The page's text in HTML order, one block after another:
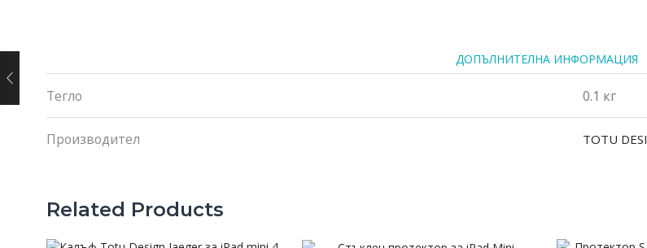
ДОПЪЛНИТЕЛНА ИНФОРМАЦИЯ
Тегло 0.1 кг
Производител TOTU
Related Products